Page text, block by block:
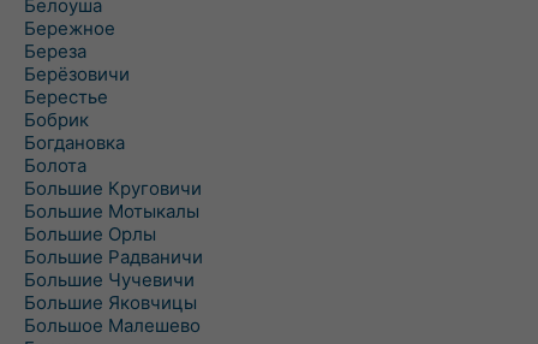
Белоуша
Бережное
Береза
Берёзовичи
Берестье
Бобрик
Богдановка
Болота
Большие Круговичи
Большие Мотыкалы
Большие Орлы
Большие Радваничи
Большие Чучевичи
Большие Яковчицы
Большое Малешево